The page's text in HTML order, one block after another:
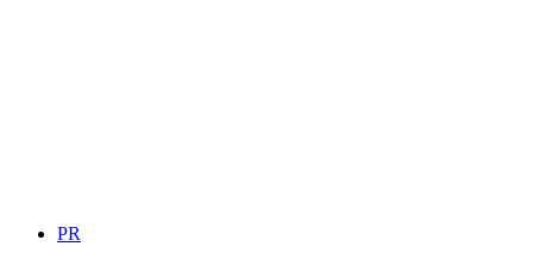
PR